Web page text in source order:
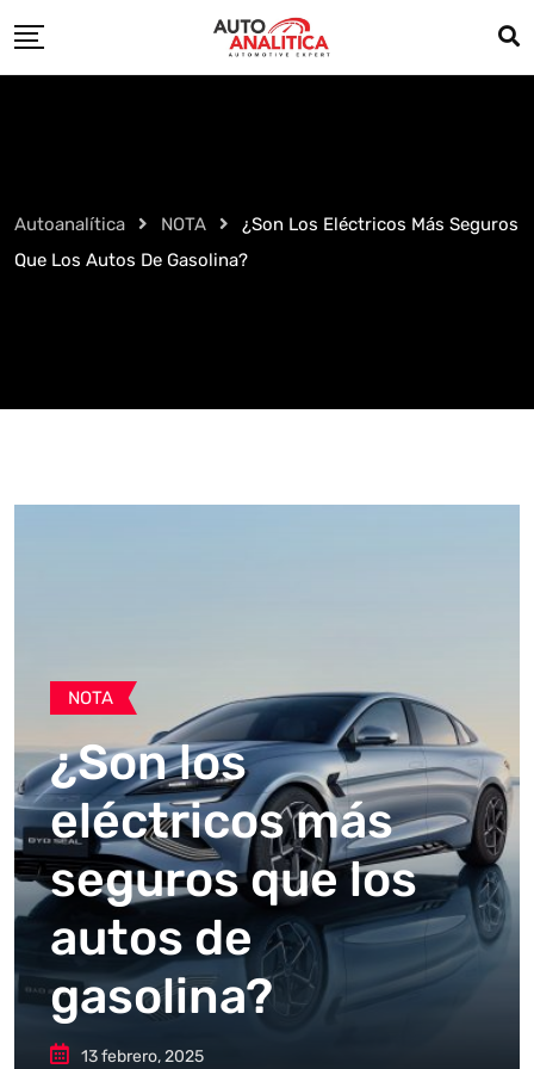
to
Autoanalítica NOTA
¿Son Los Eléctricos Más Seguros
Que Los Autos De Gasolina?
NOTA
¿Son los
eléctricos más
seguros que los
autos de
gasolina?
13 febrero, 2025